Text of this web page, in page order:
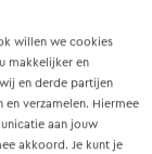
willen we cookies
makkelijker en
en derde partijen
verzamelen. Hiermee
aan jouw
akkoord. Je kunt je